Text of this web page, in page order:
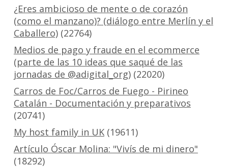
¿Eres ambicioso de mente o de corazón
(como el manzano)? (diálogo entre Merlín y el
Caballero)(22764)
Medios de pago y fraude en el ecommerce
(parte de las 10 ideas que saqué de las
jornadas de @adigital_org)(22020)
Carros de Foc/Carros de Fuego - Pirineo
Catalán - Documentación y preparativos
(20741)
My host family in UK(19611)
Artículo Óscar Molina: "Vivís de mi dinero"
(18292)